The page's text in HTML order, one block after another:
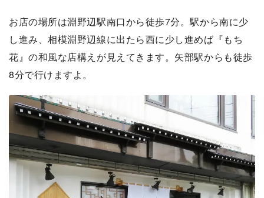
お店の場所は淵野辺駅南口から徒歩7分。駅から南に少
し進み、相模淵野辺線に出たら西に少し進めば『もち
花』の和風な店構えが見えてきます。矢部駅からも徒歩
8分で行けますよ。